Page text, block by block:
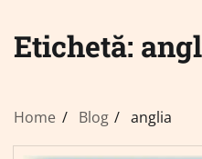
Etichetă:
Home Blog anglia